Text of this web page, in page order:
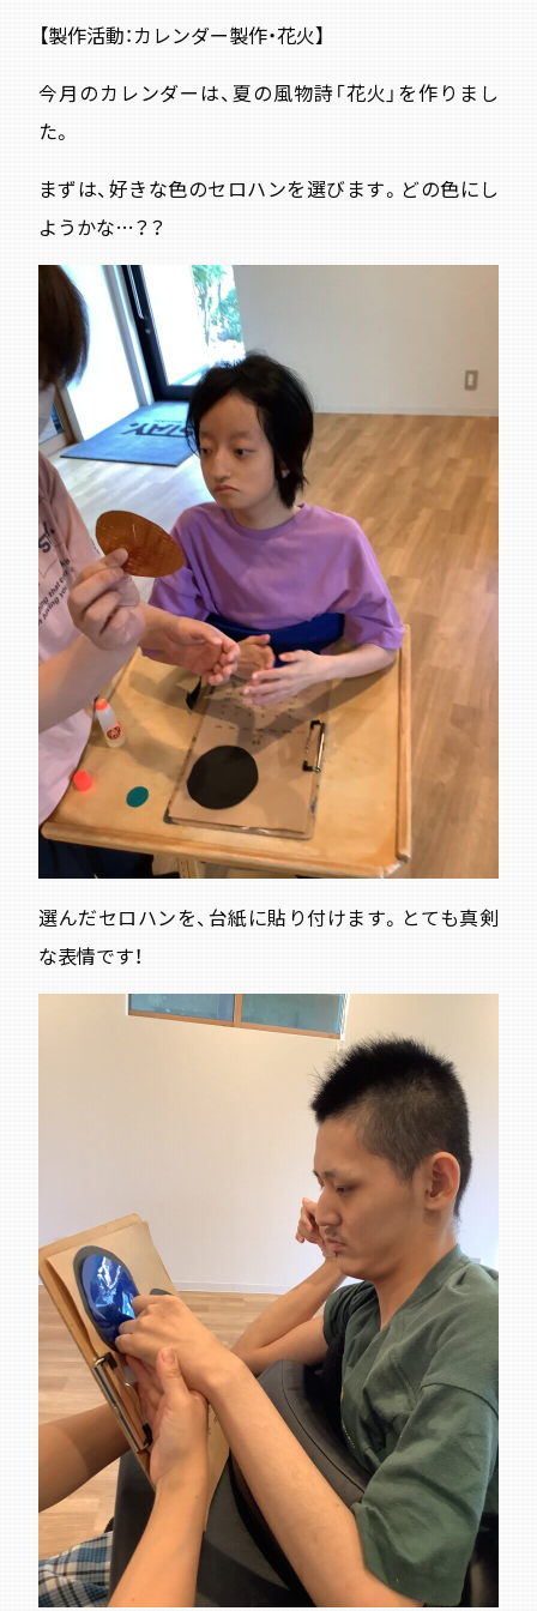
【製作活動：カレンダー製作・花火】
今月のカレンダーは、夏の風物詩「花火」を作りまし
た。
まずは、好きな色のセロハンを選びます。どの色にし
ようかな…？？
選んだセロハンを、台紙に貼り付けます。とても真剣
な表情です！